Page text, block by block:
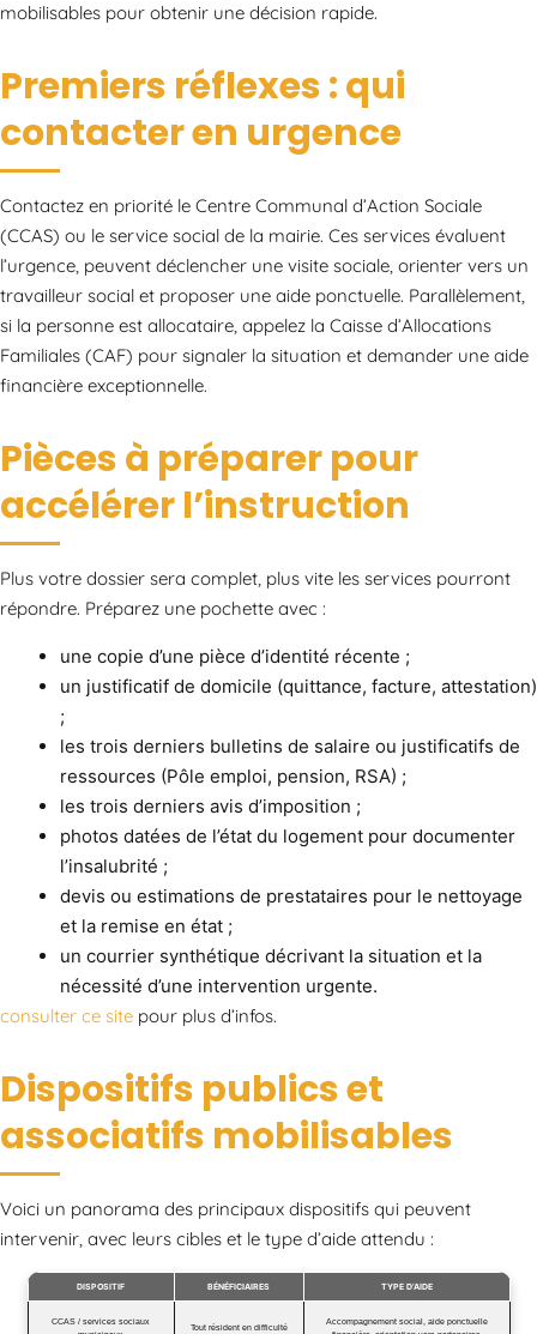
mobilisables pour obtenir une décision rapide.
Premiers réflexes : qui
contacter en urgence
Contactez en priorité le Centre Communal d’Action Sociale
(CCAS) ou le service social de la mairie. Ces services évaluent
l’urgence, peuvent déclencher une visite sociale, orienter vers un
travailleur social et proposer une aide ponctuelle. Parallèlement,
si la personne est allocataire, appelez la Caisse d’Allocations
Familiales (CAF) pour signaler la situation et demander une aide
financière exceptionnelle.
Pièces à préparer pour
accélérer l’instruction
Plus votre dossier sera complet, plus vite les services pourront
répondre. Préparez une pochette avec :
une copie d’une pièce d’identité récente ;
un justificatif de domicile (quittance, facture, attestation)
;
les trois derniers bulletins de salaire ou justificatifs de
ressources (Pôle emploi, pension, RSA) ;
les trois derniers avis d’imposition ;
photos datées de l’état du logement pour documenter
l’insalubrité ;
devis ou estimations de prestataires pour le nettoyage
et la remise en état ;
un courrier synthétique décrivant la situation et la
nécessité d’une intervention urgente.
consulter ce site pour plus d’infos.
Dispositifs publics et
associatifs mobilisables
Voici un panorama des principaux dispositifs qui peuvent
intervenir, avec leurs cibles et le type d’aide attendu :
DISPOSITIF BÉNÉFICIAIRES TYPE D’AIDE
CCAS / services sociaux
Tout résident en difficulté
Accompagnement social, aide ponctuelle